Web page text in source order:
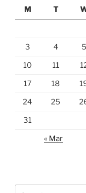
M
T
3 4 5
10 11
17 18
24 25
31
« Mar